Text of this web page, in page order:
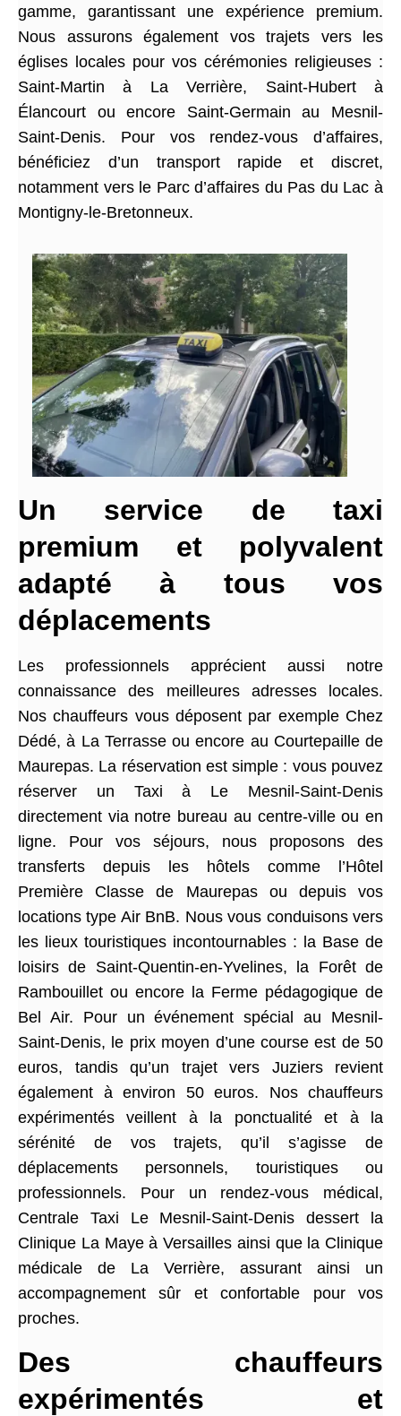
gamme, garantissant une expérience premium.
Nous assurons également vos trajets vers les
églises locales pour vos cérémonies religieuses :
Saint-Martin à La Verrière, Saint-Hubert à
Élancourt ou encore Saint-Germain au Mesnil-
Saint-Denis. Pour vos rendez-vous d’affaires,
bénéficiez d’un transport rapide et discret,
notamment vers le Parc d’affaires du Pas du Lac à
Montigny-le-Bretonneux.
Un service de taxi
premium et polyvalent
adapté à tous vos
déplacements
Les professionnels apprécient aussi notre
connaissance des meilleures adresses locales.
Nos chauffeurs vous déposent par exemple Chez
Dédé, à La Terrasse ou encore au Courtepaille de
Maurepas. La réservation est simple : vous pouvez
réserver un Taxi à Le Mesnil-Saint-Denis
directement via notre bureau au centre-ville ou en
ligne. Pour vos séjours, nous proposons des
transferts depuis les hôtels comme l’Hôtel
Première Classe de Maurepas ou depuis vos
locations type Air BnB. Nous vous conduisons vers
les lieux touristiques incontournables : la Base de
loisirs de Saint-Quentin-en-Yvelines, la Forêt de
Rambouillet ou encore la Ferme pédagogique de
Bel Air. Pour un événement spécial au Mesnil-
Saint-Denis, le prix moyen d’une course est de 50
euros, tandis qu’un trajet vers Juziers revient
également à environ 50 euros. Nos chauffeurs
expérimentés veillent à la ponctualité et à la
sérénité de vos trajets, qu’il s’agisse de
déplacements personnels, touristiques ou
professionnels. Pour un rendez-vous médical,
Centrale Taxi Le Mesnil-Saint-Denis dessert la
Clinique La Maye à Versailles ainsi que la Clinique
médicale de La Verrière, assurant ainsi un
accompagnement sûr et confortable pour vos
proches.
Des chauffeurs
expérimentés et